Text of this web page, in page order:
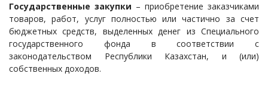
Государственные закупки – приобретение заказчиками
товаров, работ, услуг полностью или частично за счет
бюджетных средств, выделенных денег из Специального
государственного фонда в соответствии с
законодательством Республики Казахстан, и (или)
собственных доходов.